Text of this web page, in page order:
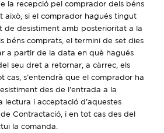
la recepció pel comprador dels béns
això, si el comprador hagués tingut
de desistiment amb posterioritat a la
béns comprats, el termini de set dies
a partir de la data en què hagués
seu dret a retornar, a càrrec, els
cas, s’entendrà que el comprador ha
des de l’entrada a la
lectura i acceptació d’aquestes
Contractació, i en tot cas des del
la comanda.